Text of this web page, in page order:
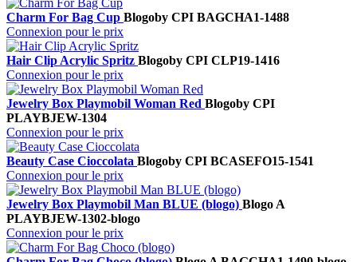
Charm For Bag Cup Blogoby CPI BAGCHA1-1488
Connexion pour le prix
Hair Clip Acrylic Spritz Blogoby CPI CLP19-1416
Connexion pour le prix
Jewelry Box Playmobil Woman Red Blogoby CPI
PLAYBJEW-1304
Connexion pour le prix
Beauty Case Cioccolata Blogoby CPI BCASEFO15-1541
Connexion pour le prix
Jewelry Box Playmobil Man BLUE (blogo) Blogo A
PLAYBJEW-1302-blogo
Connexion pour le prix